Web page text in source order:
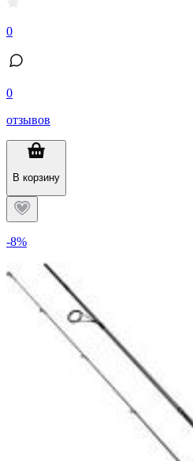
0
0
отзывов
В корзину
-8%